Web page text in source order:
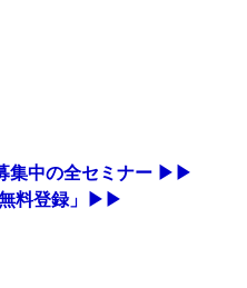
集中の全セミナー ▶▶
無料登録」▶▶